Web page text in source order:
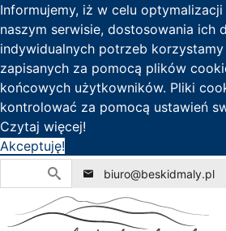
Informujemy, iż w celu
naszym serwisie, dostosowania ich
indywidualnych potrzeb
zapisanych za pomocą plików
końcowych użytkowników. Pliki
kontrolować za pomocą ustawień
Czytaj więcej!
Akceptuję!
biuro@beskidmaly.pl